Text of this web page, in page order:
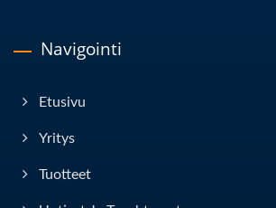
Navigointi
Etusivu
Yritys
Tuotteet